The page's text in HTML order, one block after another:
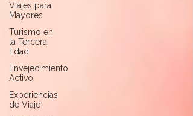
Viajes para
Mayores
Turismo en
la Tercera
Edad
Envejecimiento
Activo
Experiencias
de Viaje